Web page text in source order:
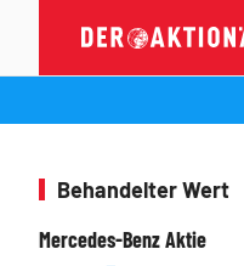
Behandelter Wert
Mercedes-Benz Aktie